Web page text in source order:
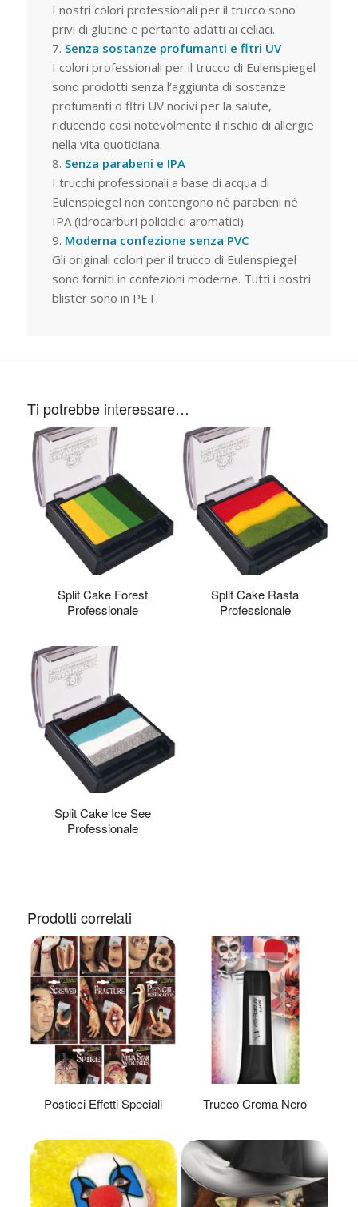
I nostri colori professionali per il trucco sono
privi di glutine e pertanto adatti ai celiaci.
Senza sostanze profumanti e fltri UV
I colori professionali per il trucco di Eulenspiegel
sono prodotti senza l‘aggiunta di sostanze
profumanti o fltri UV nocivi per la salute,
riducendo così notevolmente il rischio di allergie
nella vita quotidiana.
Senza parabeni e IPA
I trucchi professionali a base di acqua di
Eulenspiegel non contengono né parabeni né
IPA (idrocarburi policiclici aromatici).
Moderna confezione senza PVC
Gli originali colori per il trucco di Eulenspiegel
sono forniti in confezioni moderne. Tutti i nostri
blister sono in PET.
Ti potrebbe interessare…
Split Cake Forest
Professionale
Split Cake Rasta
Professionale
Split Cake Ice See
Professionale
Prodotti correlati
Posticci Effetti Speciali Trucco Crema Nero